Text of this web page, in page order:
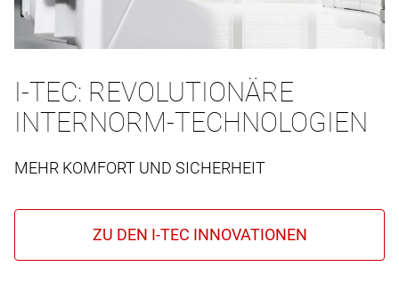
I-TEC: REVOLUTIONÄRE
INTERNORM-TECHNOLOGIEN
MEHR KOMFORT UND SICHERHEIT